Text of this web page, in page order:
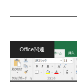
Office関連